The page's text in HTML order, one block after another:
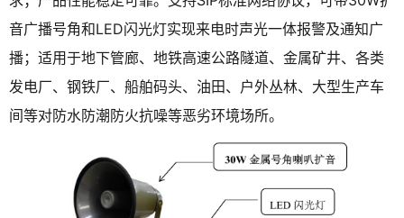
音广播号角和LED闪光灯实现来电时声光一体报警及通知广
播；适用于地下管廊、地铁高速公路隧道、金属矿井、各类
发电厂、钢铁厂、船舶码头、油田、户外丛林、大型生产车
间等对防水防潮防火抗噪等恶劣环境场所。